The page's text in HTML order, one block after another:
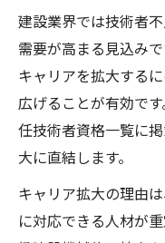
建設業界では技術者
需要が高まる見込み
キャリアを拡大する
広げることが有効で
任技術者資格一覧に
大に直結します。
キャリア拡大の理由
に対応できる人材が